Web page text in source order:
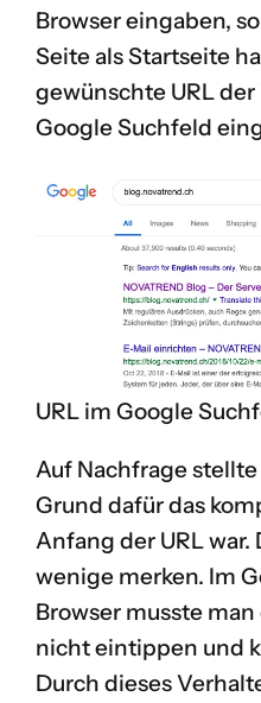
Browser eingaben,
Seite als Startseite
gewünschte URL
Google Suchfeld
URL im Google
Auf Nachfrage stellte
Grund dafür das
Anfang der URL war.
wenige merken. Im
Browser musste
nicht eintippen und
Durch dieses